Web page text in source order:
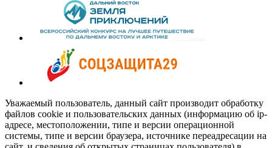
Уважаемый пользователь, данный сайт производит обработку
файлов cookie и пользовательских данных (информацию об ip-
адресе, местоположении, типе и версии операционной
системы, типе и версии браузера, источнике переадресации на